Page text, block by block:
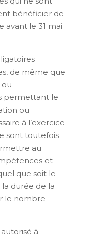
bénéficier de
avant le 31 mai
de même que
permettant le
ou
à l’exercice
sont toutefois
au
et
que soit le
durée de la
le nombre
à